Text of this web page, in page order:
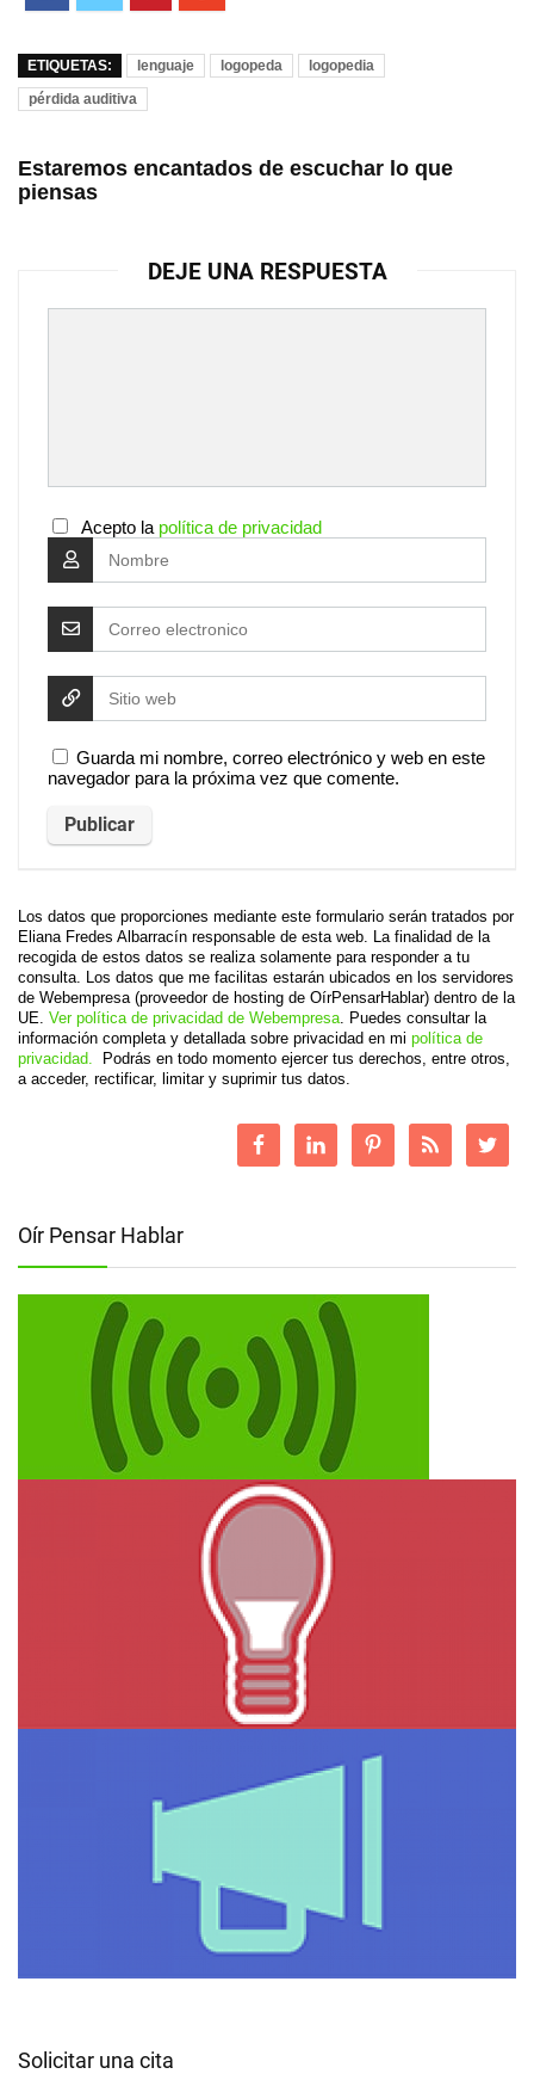
ETIQUETAS: lenguaje logopeda
logopedia
pérdida auditiva
Estaremos encantados de escuchar lo que
piensas
DEJE UNA RESPUESTA
Acepto la política de privacidad
Guarda mi nombre, correo electrónico y web en este
navegador para la próxima vez que comente.
Los datos que proporciones mediante este formulario serán tratados por
Eliana Fredes Albarracín responsable de esta web. La finalidad de la
recogida de estos datos se realiza solamente para responder a tu
consulta. Los datos que me facilitas estarán ubicados en los servidores
de Webempresa (proveedor de hosting de OírPensarHablar) dentro de la
UE. Ver política de privacidad de Webempresa. Puedes consultar la
información completa y detallada sobre privacidad en mi política de
privacidad. Podrás en todo momento ejercer tus derechos, entre otros,
a acceder, rectificar, limitar y suprimir tus datos.
Oír Pensar Hablar
Solicitar una cita